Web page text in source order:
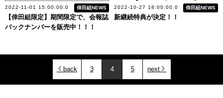
2022-11-01 15:00:00.0 倖田組NEWS
【倖田組限定】期間限定で、会報誌
バックナンバーを販売中！！！
2022-10-27 18:00:00.0 倖田組NEWS
新継続特典が決定！！
back 3 4 5 next